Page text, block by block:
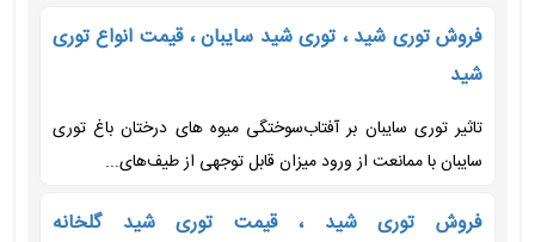
فروش توری شید ، توری شید سایبان ، قیمت انواع توری
شید
تاثیر توری سایبان بر آفتاب‌سوختگی میوه های درختان باغ توری
سایبان با ممانعت از ورود میزان قابل توجهی از طیف‌های...
فروش توری شید ، قیمت توری شید گلخانه